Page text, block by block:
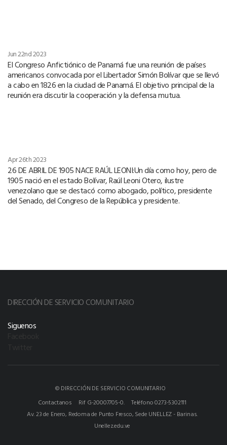
Jun 22nd 2023
El Congreso Anfictiónico de Panamá fue una reunión de países
americanos convocada por el Libertador Simón Bolívar que se llevó
a cabo en 1826 en la ciudad de Panamá. El objetivo principal de la
reunión era discutir la cooperación y la defensa mutua.
Apr 26th 2023
26 DE ABRIL DE 1905 NACE RAÚL LEONI:Un día como hoy, pero de
1905 nació en el estado Bolívar, Raúl Leoni Otero, ilustre
venezolano que se destacó como abogado, político, presidente
del Senado, del Congreso de la República y presidente.
DIRECCIÓN DE SERVICIO COMUNITARIO
Siguenos
© DIRECCIÓN DE SERVICIO COMUNITARIO
Contactanos
Rif G-20007705-0.
Teléfono 0273-5302111
Av. 23 de Enero, Redoma de Punto Fresco, Sede UNELLEZ - Barinas.
Unellez.edu.ve